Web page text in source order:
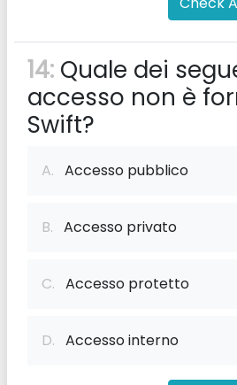
14: Quale dei
accesso non è
Swift?
A. Accesso pubblico
B. Accesso privato
C. Accesso protetto
D. Accesso interno